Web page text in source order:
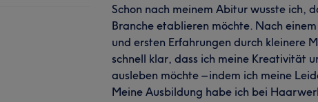
Schon nach meinem Abitur wusste ich,
Branche etablieren möchte. Nach
und ersten Erfahrungen durch kleinere
schnell klar, dass ich meine Kreativität
ausleben möchte – indem ich meine
Meine Ausbildung habe ich bei